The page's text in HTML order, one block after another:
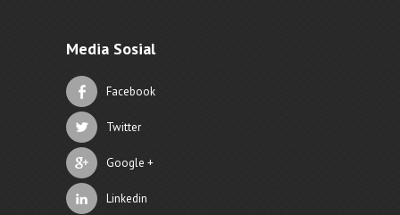
Media Sosial
Facebook
Twitter
Google +
Linkedin